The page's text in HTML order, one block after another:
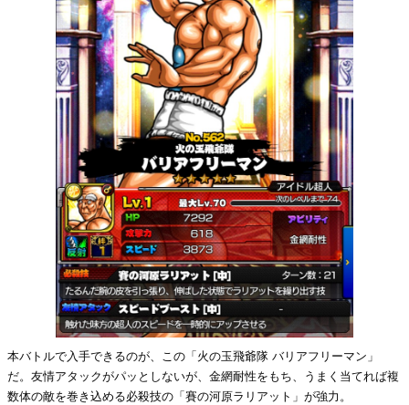
本バトルで入手できるのが、この「火の玉飛爺隊 バリアフリーマン」
だ。友情アタックがパッとしないが、金網耐性をもち、うまく当てれば複
数体の敵を巻き込める必殺技の「賽の河原ラリアット」が強力。